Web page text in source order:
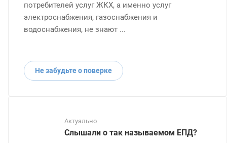
потребителей услуг ЖКХ, а именно услуг
электроснабжения, газоснабжения и
водоснабжения, не знают ...
Не забудьте о поверке
Актуально
Слышали о так называемом ЕПД?